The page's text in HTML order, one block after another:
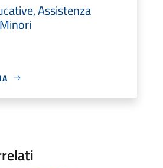
Assistenza